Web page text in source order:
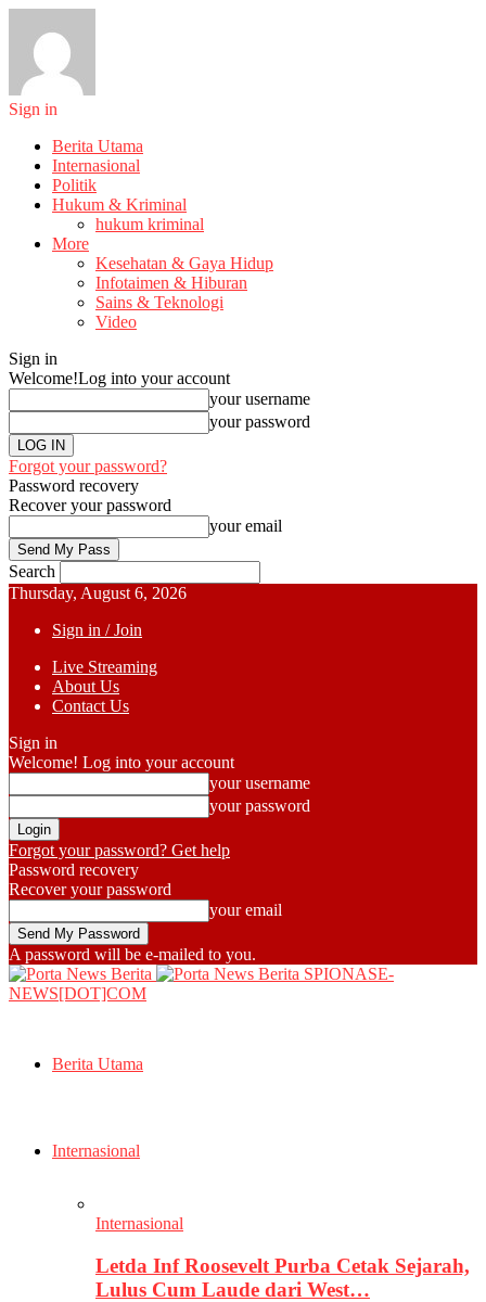
Sign in
Berita Utama
Internasional
Politik
Hukum & Kriminal
hukum kriminal
More
Kesehatan & Gaya Hidup
Infotaimen & Hiburan
Sains & Teknologi
Video
Sign in
Welcome!Log into your account
your username
your password
Forgot your password?
Password recovery
Recover your password
your email
Search
Thursday, August 6, 2026
Sign in / Join
Live Streaming
About Us
Contact Us
Sign in
Welcome! Log into your account
your username
your password
Forgot your password? Get help
Password recovery
Recover your password
your email
A password will be e-mailed to you.
SPIONASE-
NEWS[DOT]COM
Berita Utama
Internasional
Internasional
Letda Inf Roosevelt Purba Cetak Sejarah,
Lulus Cum Laude dari West…